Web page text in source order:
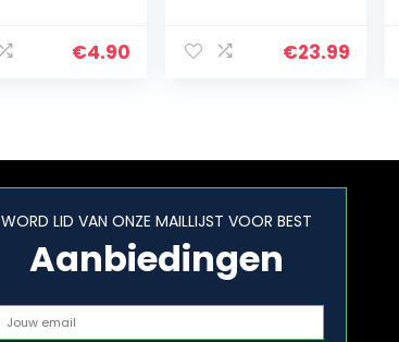
€4.90
ochtends en ‘s
€23.99
WORD LID VAN ONZE MAILLIJST VOOR BEST
Aanbiedingen